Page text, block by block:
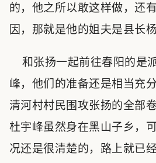
的，他之所以敢这样做，还
因，那就是他的姐夫是县长杨
和张扬一起前往春阳的是
峰，他们的准备还是相当充
清河村村民围攻张扬的全部
杜宇峰虽然身在黑山子乡，
况还是很清楚的，路上就已